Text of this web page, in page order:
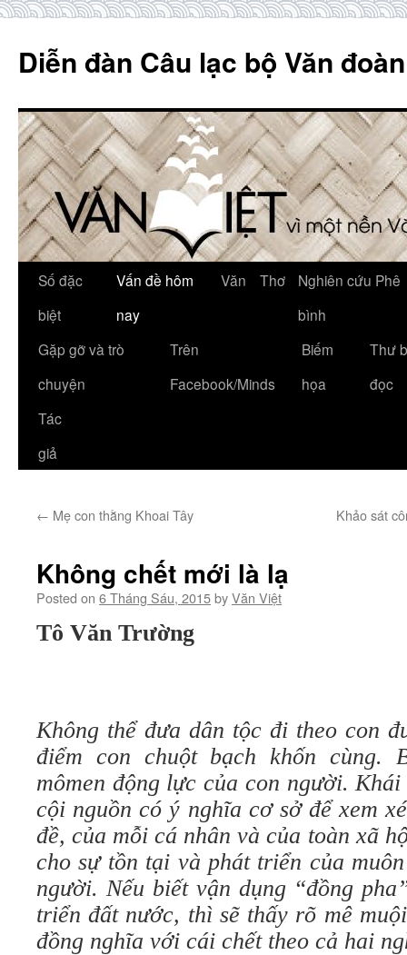
content
Diễn đàn Câu lạc bộ Văn
Số đặc
biệt
Vấn đề hôm
nay
Văn Thơ
Nghiên cứu Phê
bình
Gặp gỡ và trò
chuyện
Trên
Facebook/Minds
Biếm
họa
Thư
đọc
Tác
giả
← Mẹ con thằng Khoai Tây Khảo sát
Không chết mới là lạ
Posted on 6 Tháng Sáu, 2015byVăn Việt
Tô Văn Trường
Không thể đưa dân tộc đi theo con
điểm con chuột bạch khốn cùng.
mômen động lực của con người.
cội nguồn có ý nghĩa cơ sở để xem
đề, của mỗi cá nhân và của toàn xã
cho sự tồn tại và phát triển của
người. Nếu biết vận dụng “đồng
triển đất nước, thì sẽ thấy rõ mê
đồng nghĩa với cái chết theo cả hai